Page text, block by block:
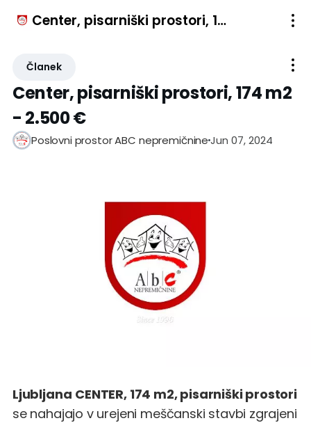
Center, pisarniški prostori, 174 m2 - 2.500 €
Članek
Center, pisarniški prostori, 174 m2
- 2.500 €
Poslovni prostor ABC nepremičnineJun 07, 2024
Ljubljana CENTER, 174 m2, pisarniški prostori
se nahajajo v urejeni meščanski stavbi zgrajeni